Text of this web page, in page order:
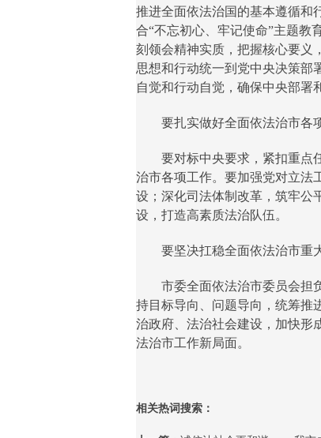
推进全面依法治国的基本遵循和
合“不忘初心、牢记使命”主题教
刻领会精神实质，把握核心要义
思想和行动统一到党中央决策部
自觉和行动自觉，确保中央部署
要扎实做好全面依法治市各
要对标中央要求，紧扣重点任
治市各项工作。要加强党对立法
设；深化司法体制改革，筑牢公
设，打造高素质法治队伍。
要坚决扛稳全面依法治市重
市委全面依法治市委员会担负
持目标导向、问题导向，统筹推
治政府、法治社会建设，加快形
法治市工作新局面。
相关热词搜索：